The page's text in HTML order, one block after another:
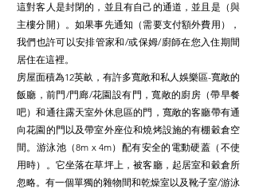
這對客人是封閉的，並且有自己的通道，並且是（與
主樓分開）。如果事先通知（需要支付額外費用），
我們也許可以安排管家和/或保姆/廚師在您入住期間
居住在這裡。
房屋面積為12英畝，有許多寬敞和私人娛樂區-寬敞的
飯廳，前門/門廊/花園設有門，寬敞的廚房（帶早餐
吧）和通往露天室外休息區的門，寬敞的客廳帶有通
向花園的門以及帶室外座位和燒烤設施的有棚穀倉空
間。游泳池（8m x 4m）配有安全的電動硬蓋（不使
用時）。它坐落在草坪上，被客廳，起居室和穀倉所
忽略。有一個單獨的雜物間和乾燥室以及靴子室/游泳